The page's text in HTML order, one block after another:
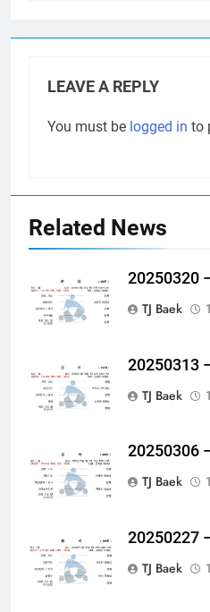
LEAVE A REPLY
You must be logged in to
Related News
20250320
TJ Baek
20250313
TJ Baek
20250306
TJ Baek
20250227
TJ Baek